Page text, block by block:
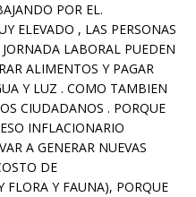
POR EL.
ELEVADO , LAS PERSONAS
LABORAL PUEDEN
ALIMENTOS Y PAGAR
Y LUZ . COMO TAMBIEN
CIUDADANOS . PORQUE
INFLACIONARIO
A GENERAR NUEVAS
DE
FLORA Y FAUNA), PORQUE